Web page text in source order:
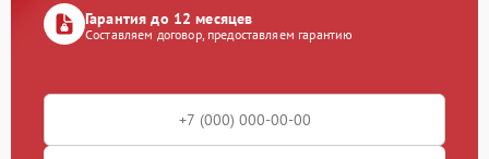
Гарантия до 12 месяцев
Составляем договор, предоставляем гарантию